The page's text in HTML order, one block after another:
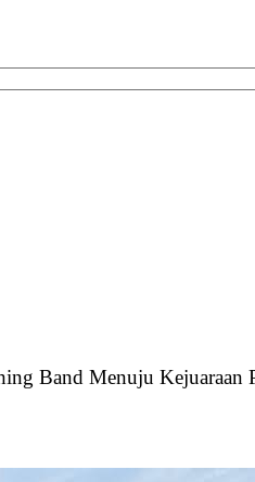
Band Menuju Kejuaraan